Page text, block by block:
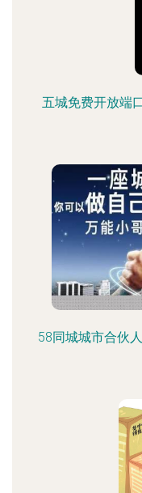
五城免费开放端
58同城城市合伙